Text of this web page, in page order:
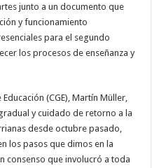
junto a un documento que
y funcionamiento
para el segundo
los procesos de enseñanza y
(CGE), Martín Müller,
y cuidado de retorno a la
desde octubre pasado,
los pasos que dimos en la
consenso que involucró a toda